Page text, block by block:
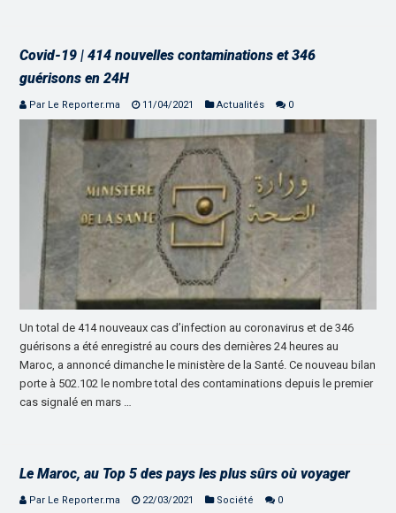
Covid-19 | 414 nouvelles contaminations et 346
guérisons en 24H
Par Le Reporter.ma 11/04/2021 Actualités 0
Un total de 414 nouveaux cas d’infection au coronavirus et de 346
guérisons a été enregistré au cours des dernières 24 heures au
Maroc, a annoncé dimanche le ministère de la Santé. Ce nouveau bilan
porte à 502.102 le nombre total des contaminations depuis le premier
cas signalé en mars …
Le Maroc, au Top 5 des pays les plus sûrs où voyager
Par Le Reporter.ma 22/03/2021 Société 0